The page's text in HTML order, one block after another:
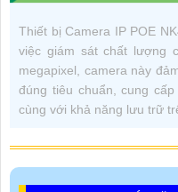
Thiết bị Camera IP POE
việc giám sát chất lượng
megapixel, camera này
đúng tiêu chuẩn, cung
cùng với khả năng lưu trữ